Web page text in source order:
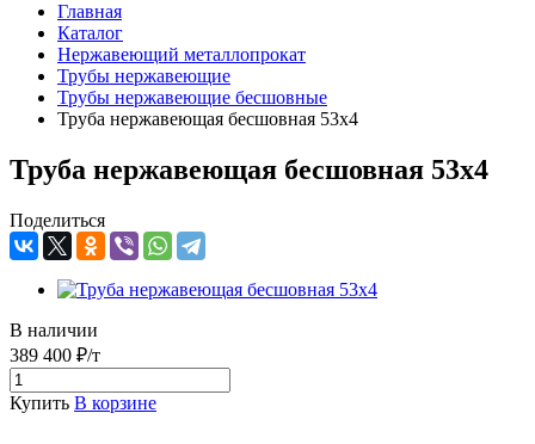
Главная
Каталог
Нержавеющий металлопрокат
Трубы нержавеющие
Трубы нержавеющие бесшовные
Труба нержавеющая бесшовная 53х4
Труба нержавеющая бесшовная 53х4
Поделиться
В наличии
389 400 ₽/т
Купить В корзине